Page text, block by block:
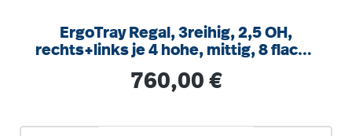
ErgoTray Regal, 3reihig, 2,5 OH,
rechts+links je 4 hohe, mittig, 8 flache
Regulärer Preis:
760,00 €